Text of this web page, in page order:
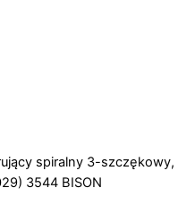
spiralny 3-szczękowy,
3544 BISON